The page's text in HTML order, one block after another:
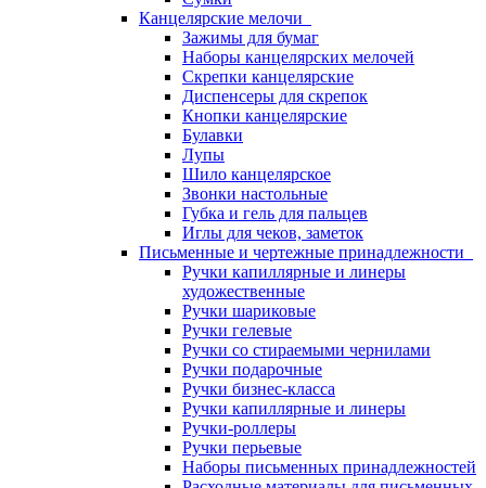
Канцелярские мелочи
Зажимы для бумаг
Наборы канцелярских мелочей
Скрепки канцелярские
Диспенсеры для скрепок
Кнопки канцелярские
Булавки
Лупы
Шило канцелярское
Звонки настольные
Губка и гель для пальцев
Иглы для чеков, заметок
Письменные и чертежные принадлежности
Ручки капиллярные и линеры
художественные
Ручки шариковые
Ручки гелевые
Ручки со стираемыми чернилами
Ручки подарочные
Ручки бизнес-класса
Ручки капиллярные и линеры
Ручки-роллеры
Ручки перьевые
Наборы письменных принадлежностей